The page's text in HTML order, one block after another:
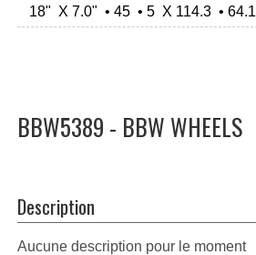
18" X 7.0" • 45 • 5 X 114.3 • 64.1
BBW5389 - BBW WHEELS
Description
Aucune description pour le moment